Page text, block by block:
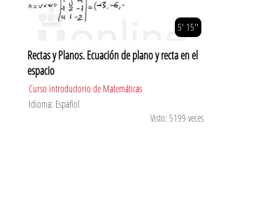
5' 15''
Rectas y Planos. Ecuación de plano y recta en el
espacio
Curso introductorio de Matemáticas
Idioma: Español
Visto: 5199 veces